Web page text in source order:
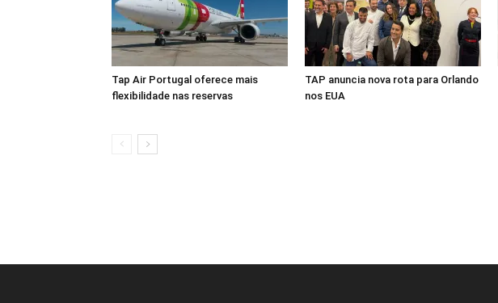
Tap Air Portugal oferece mais
flexibilidade nas reservas
TAP anuncia nova rota para Orlando
nos EUA